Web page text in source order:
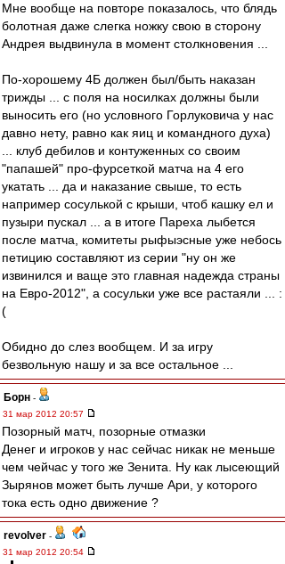
Мне вообще на повторе показалось, что блядь
болотная даже слегка ножку свою в сторону
Андрея выдвинула в момент столкновения ...
По-хорошему 4Б должен был/быть наказан
трижды ... с поля на носилках должны были
выносить его (но условного Горлуковича у нас
давно нету, равно как яиц и командного духа)
... клуб дебилов и контуженных со своим
"папашей" про-фурсеткой матча на 4 его
укатать ... да и наказание свыше, то есть
например сосулькой с крыши, чтоб кашку ел и
пузыри пускал ... а в итоге Пареха лыбется
после матча, комитеты рыфыэсные уже небось
петицию составляют из серии "ну он же
извинился и ваще это главная надежда страны
на Евро-2012", а сосульки уже все растаяли ... :
(
Обидно до слез вообщем. И за игру
безвольную нашу и за все остальное ...
Борн -
31 мар 2012 20:57
Позорный матч, позорные отмазки
Денег и игроков у нас сейчас никак не меньше
чем чейчас у того же Зенита. Ну как лысеющий
Зырянов может быть лучше Ари, у которого
тока есть одно движение ?
revolver -
31 мар 2012 20:54